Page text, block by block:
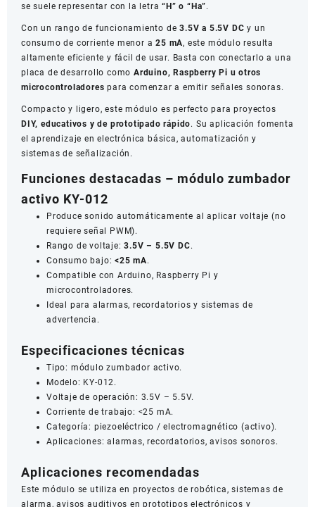
se suele representar con la letra“H” o “Ha”.
Con un rango de funcionamiento de3.5V a 5.5V DC y un
consumo de corriente menor a25 mA, este módulo resulta
altamente eficiente y fácil de usar. Basta con conectarlo a una
placa de desarrollo comoArduino, Raspberry Pi u otros
microcontroladores para comenzar a emitir señales sonoras.
Compacto y ligero, este módulo es perfecto para proyectos
DIY, educativos y de prototipado rápido. Su aplicación fomenta
el aprendizaje en electrónica básica, automatización y
sistemas de señalización.
Funciones destacadas – módulo zumbador
activo KY-012
Produce sonido automáticamente al aplicar voltaje (no
requiere señal PWM).
Rango de voltaje:3.5V – 5.5V DC.
Consumo bajo:<25 mA.
Compatible con Arduino, Raspberry Pi y
microcontroladores.
Ideal para alarmas, recordatorios y sistemas de
advertencia.
Especificaciones técnicas
Tipo: módulo zumbador activo.
Modelo: KY-012.
Voltaje de operación: 3.5V – 5.5V.
Corriente de trabajo: <25 mA.
Categoría: piezoeléctrico / electromagnético (activo).
Aplicaciones: alarmas, recordatorios, avisos sonoros.
Aplicaciones recomendadas
Este módulo se utiliza en proyectos de robótica, sistemas de
alarma, avisos auditivos en prototipos electrónicos y